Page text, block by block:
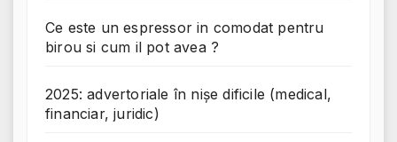
Ce este un espressor in comodat pentru
birou si cum il pot avea ?
2025: advertoriale în nișe dificile (medical,
financiar, juridic)